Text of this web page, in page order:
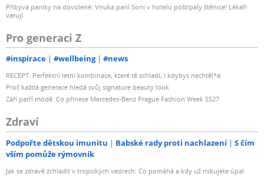
Přibývá paniky na dovolené: Vnuka paní Soni v hotelu poštípaly štěnice! Lékaři
varují
Pro generaci Z
#inspirace #wellbeing #news
RECEPT: Perfektní letní kombinace, které tě zchladí, i kdybys nechtěl*a
Proč každá generace hledá svůj signature beauty look
Září patří módě: Co přinese Mercedes-Benz Prague Fashion Week SS27
Zdraví
Podpořte dětskou imunitu Babské rady proti nachlazení
S čím
vším pomůže rýmovník
Jak se zdravě zchladit v tropických vedrech: Co pomáhá a kdy už riskujete úpal